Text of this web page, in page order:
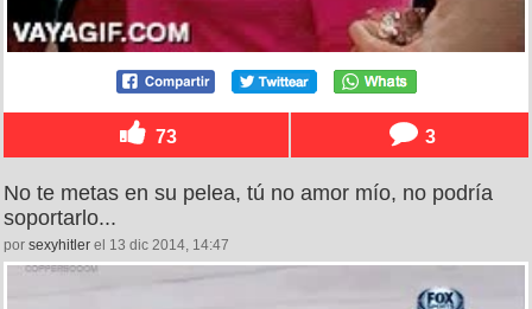
73 3
No te metas en su pelea, tú no amor mío, no podría
soportarlo...
por sexyhitler el 13 dic 2014, 14:47